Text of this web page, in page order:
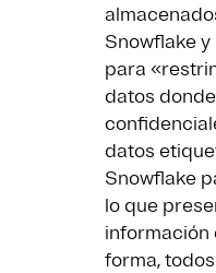
Snowflake
para
datos
datos
Snowflake
lo que
información
forma,